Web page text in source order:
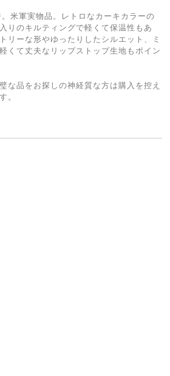
米軍実物品。レトロなカーキカラーの
りのキルティングで軽くて保温性もあ
リーな形やゆったりしたシルエット、ミ
くて丈夫なリップストップ生地もポイン
な品をお探しの神経質な方は購入を控え
。